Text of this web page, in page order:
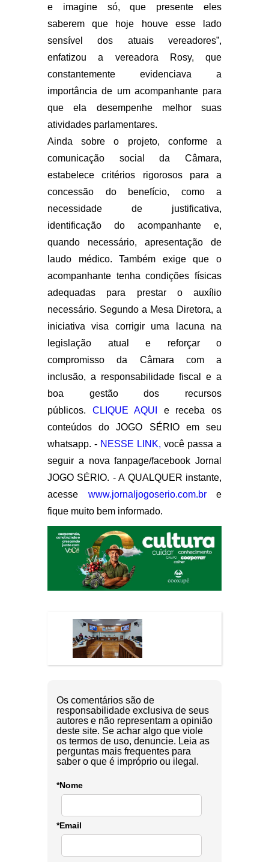
e imagine só, que presente eles
saberem que hoje houve esse lado
sensível dos atuais vereadores”,
enfatizou a vereadora Rosy, que
constantemente evidenciava a
importância de um acompanhante para
que ela desempenhe melhor suas
atividades parlamentares.
Ainda sobre o projeto, conforme a
comunicação social da Câmara,
estabelece critérios rigorosos para a
concessão do benefício, como a
necessidade de justificativa,
identificação do acompanhante e,
quando necessário, apresentação de
laudo médico. Também exige que o
acompanhante tenha condições físicas
adequadas para prestar o auxílio
necessário. Segundo a Mesa Diretora, a
iniciativa visa corrigir uma lacuna na
legislação atual e reforçar o
compromisso da Câmara com a
inclusão, a responsabilidade fiscal e a
boa gestão dos recursos
públicos. CLIQUE AQUI
e receba os
conteúdos do JOGO SÉRIO em seu
whatsapp. - NESSE LINK, você passa a
seguir a nova fanpage/facebook Jornal
JOGO SÉRIO. - A QUALQUER instante,
acesse www.jornaljogoserio.com.bre
fique muito bem informado.
Os comentários são de
responsabilidade exclusiva de seus
autores e não representam a opinião
deste site. Se achar algo que viole
os termos de uso, denuncie. Leia as
perguntas mais frequentes para
saber o que é impróprio ou ilegal.
*Nome
*Email